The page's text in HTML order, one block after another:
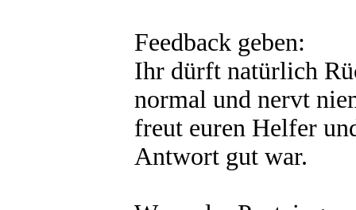
Feedback geben:
Ihr dürft natürlich
normal und nervt
freut euren Helfer
Antwort gut war.